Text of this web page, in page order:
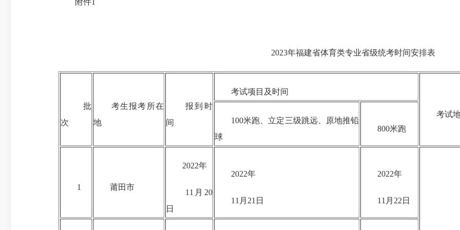
附件1
2023年福建省体育类专业省级统考时间安排表
批
次
考生报考所在
地
报到时
间
考试项目及时间
考试地
100米跑、立定三级跳远、原地推铅
球
800米跑
1 莆田市
2022年
11月20
日
2022年
11月21日
2022年
11月22日